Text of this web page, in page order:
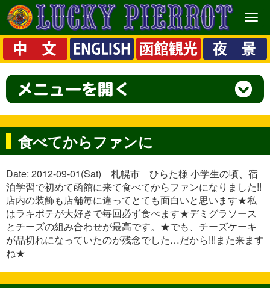
メ
ニ
ュ
ー
食べてからファンに
Date: 2012-09-01(Sat) 札幌市 ひらた様 小学生の頃、宿
泊学習で初めて函館に来て食べてからファンになりました!!
店内の装飾も店舗毎に違ってとても面白いと思います★私
はラキポテが大好きで毎回必ず食べます★デミグラソース
とチーズの組み合わせが最高です。★でも、チーズケーキ
が品切れになっていたのが残念でした…だから!!!また来ます
ね★